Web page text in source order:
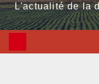
L'actualité de la